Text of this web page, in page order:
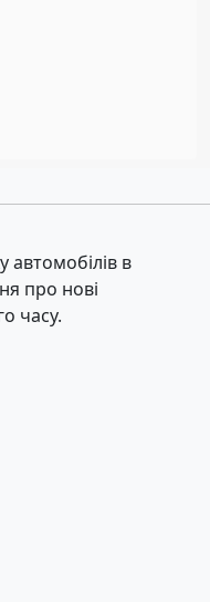
в
про нові
часу.